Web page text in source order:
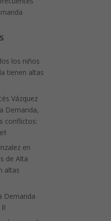
los niños
tienen altas
Vázquez
Demanda,
conflictos:
en
de Alta
altas
Demanda